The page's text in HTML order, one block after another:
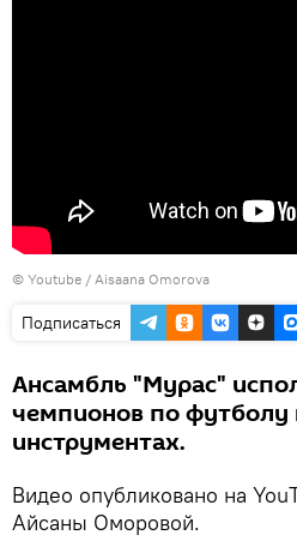
© Youtube / Aisaana Omorova
Подписаться
Ансамбль "Мурас"
чемпионов по футболу
инструментах.
Видео опубликовано на
Айсаны Оморовой.